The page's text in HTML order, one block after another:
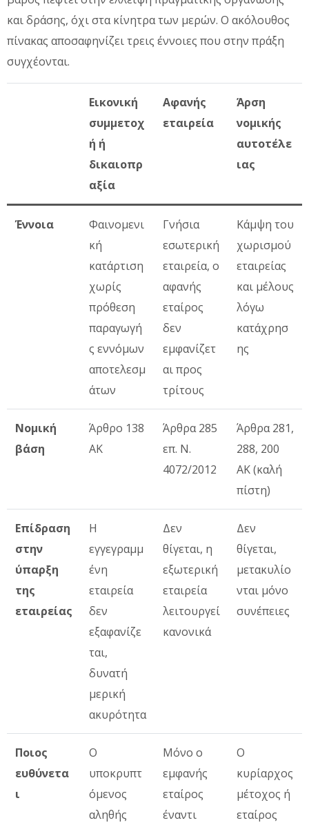
και δράσης, όχι στα κίνητρα των μερών. Ο ακόλουθος
πίνακας αποσαφηνίζει τρεις έννοιες που στην πράξη
συγχέονται.
Εικονική
συμμετοχ
ή ή
δικαιοπρ
αξία
Αφανής
εταιρεία
Άρση
νομικής
αυτοτέλε
ιας
Έννοια
Φαινομενι
κή
κατάρτιση
χωρίς
πρόθεση
παραγωγή
ς εννόμων
αποτελεσμ
άτων
Γνήσια
εσωτερική
εταιρεία, ο
αφανής
εταίρος
δεν
εμφανίζετ
αι προς
τρίτους
Κάμψη του
χωρισμού
εταιρείας
και μέλους
λόγω
κατάχρησ
ης
Νομική
βάση
Άρθρο 138
ΑΚ
Άρθρα 285
επ. Ν.
4072/2012
Άρθρα 281,
288, 200
ΑΚ (καλή
πίστη)
Επίδραση
στην
ύπαρξη
της
εταιρείας
Η
εγγεγραμμ
ένη
εταιρεία
δεν
εξαφανίζε
ται,
δυνατή
μερική
ακυρότητα
Δεν
θίγεται, η
εξωτερική
εταιρεία
λειτουργεί
κανονικά
Δεν
θίγεται,
μετακυλίο
νται μόνο
συνέπειες
Ποιος
ευθύνετα
ι
Ο
υποκρυπτ
όμενος
αληθής
Μόνο ο
εμφανής
εταίρος
έναντι
Ο
κυρίαρχος
μέτοχος ή
εταίρος